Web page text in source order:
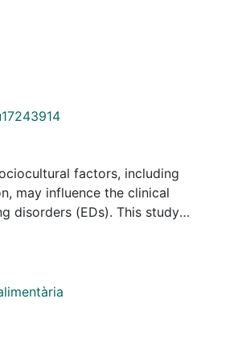
factors, including
may influence the clinical
disorders (EDs). This study
immigrant and native-born
Consecutive outpatients
at Bellvitge University
(EDI-2), Symptom Checklist-
and Character